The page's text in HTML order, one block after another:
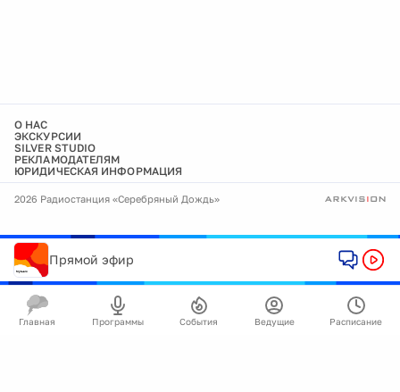
О НАС
ЭКСКУРСИИ
SILVER STUDIO
РЕКЛАМОДАТЕЛЯМ
ЮРИДИЧЕСКАЯ ИНФОРМАЦИЯ
2026 Радиостанция «Серебряный Дождь»
Прямой эфир
Главная Программы События Ведущие Расписание